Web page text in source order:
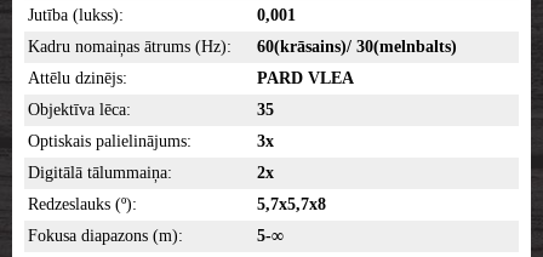
Jutība (lukss):
0,001
Kadru nomaiņas ātrums (Hz):
60(krāsains)/ 30(melnbalts)
Attēlu dzinējs:
PARD VLEA
Objektīva lēca:
35
Optiskais palielinājums:
3x
Digitālā tālummaiņa:
2x
Redzeslauks (º):
5,7x5,7x8
Fokusa diapazons (m):
5-∞